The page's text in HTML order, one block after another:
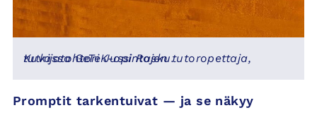
Kuvassa GeTeK-opintojen tutoropettaja, tutkijatohtori Jussi Rasku.
Promptit tarkentuivat — ja se näkyy